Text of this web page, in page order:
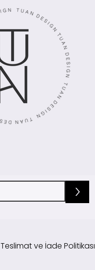
>
Teslimat ve İade Politikası